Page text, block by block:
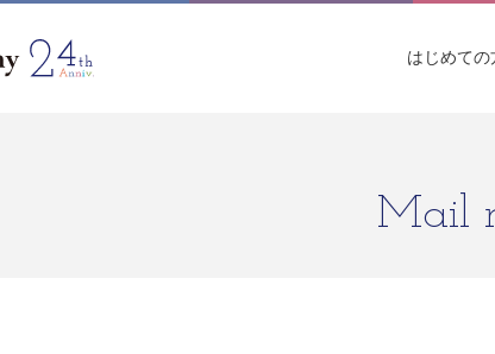
はじめての
Mail